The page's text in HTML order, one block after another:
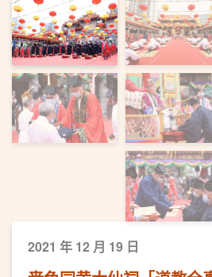
2021 年 12 月 19 日